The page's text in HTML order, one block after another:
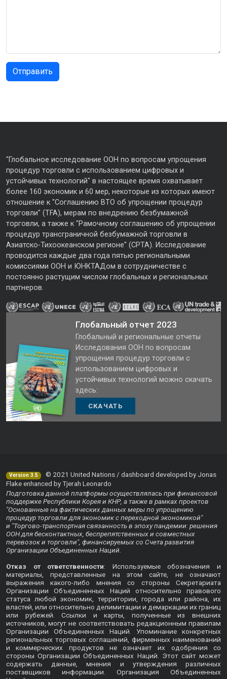
"Глобальное исследование ООН по вопросам упрощения
процедур торговли с использованием цифровых и
устойчивых технологий" в настоящее время охватывает
более 160 экономик и 60 мер, некоторые из которых имеют
отношение к "Соглашению ВТО об упрощении процедур
торговли" (TFA), мерам по внедрению безбумажной
торговли, а также к "Рамочному соглашению об упрощении
процедур трансграничной безбумажной торговли в
Азиатско-Тихоокеанском регионе" (CPTA). Исследование
проводится каждые два года пятью региональными
комиссиями ООН и ЮНКТАДом в сотрудничестве с
постоянно растущим числом глобальных и региональных
партнеров.
Глобальный отчет 2023
Глобальный и региональные отчеты
Исследования ООН по вопросам
упрощения процедур торговли с
использованием цифровых и
устойчивых технологий можно скачать
здесь:
СКАЧАТЬ
Version 3.5
© 2021 United Nations / dashboard developed by Jonas
Flake enhanced by Tjerah Leonardo
Подготовка данной платформы осуществлялась при финансовой
поддержке Республики Корея и КНР, а также в рамках проектов
"Основанные на фактических данных меры по упрощению
процедур торговли для экономик с переходной экономикой"
и "Торгово-транспортная связанность в эпоху пандемии: решения
ООН для бесконтактных, беспрепятственных и совместных
перевозок и торговли", финансируемых со Счета развития
Организации Объединенных Наций.
Отказ от ответственности: Используемые обозначения и
материалы, представленные на этом сайте, не означают
выражения какого-либо мнения со стороны Секретариата
Организации Объединенных Наций относительно правового
статуса любой экономик, территории, города или района, их
властей, или относительно делимитации и демаркации их границ
или рубежей. Ссылки и карты, полученные из внешних
источников, могут не соответствовать редакционным правилам
Организации Объединенных Наций. Упоминание конкретных
региональных торговых соглашений, фирменных наименований
и коммерческих продуктов не означает их одобрения со
стороны Организации Объединенных Наций. Этот сайт может
содержать данные, мнения и утверждения различных
поставщиков информации. Организация Объединенных